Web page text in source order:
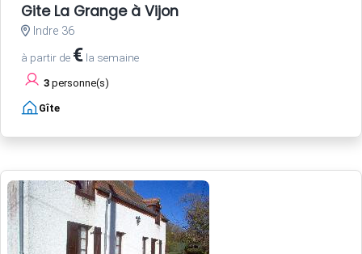
Gite La Grange à Vijon
Indre 36
à partir de € la semaine
3 personne(s)
Gîte